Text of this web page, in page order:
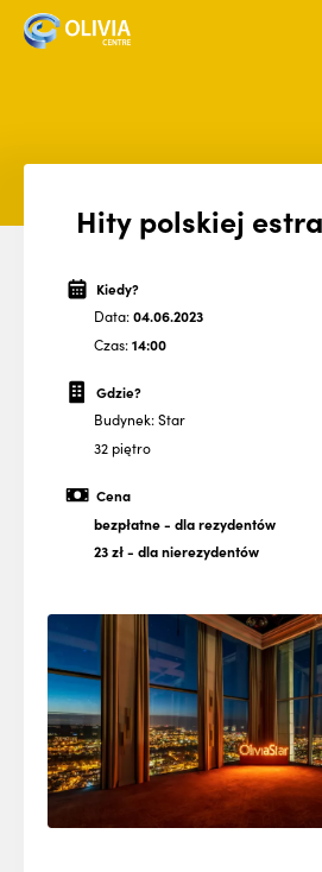
Hity polskiej
Kiedy?
Data:04.06.2023
Czas:14:00
Gdzie?
Budynek: Star
32 piętro
Cena
bezpłatne- dla rezydentów
23 zł- dla nierezydentów